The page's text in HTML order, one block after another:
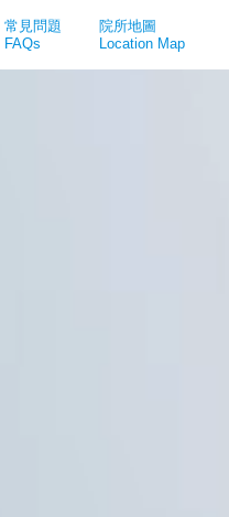
常見問題
FAQs
院所地圖
Location Map